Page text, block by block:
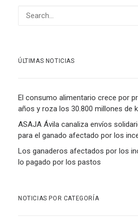
ÚLTIMAS NOTICIAS
El consumo alimentario crece por
años y roza los 30.800 millones de
ASAJA Ávila canaliza envíos
para el ganado afectado por los
Los ganaderos afectados por los
lo pagado por los pastos
NOTICIAS POR CATEGORÍA